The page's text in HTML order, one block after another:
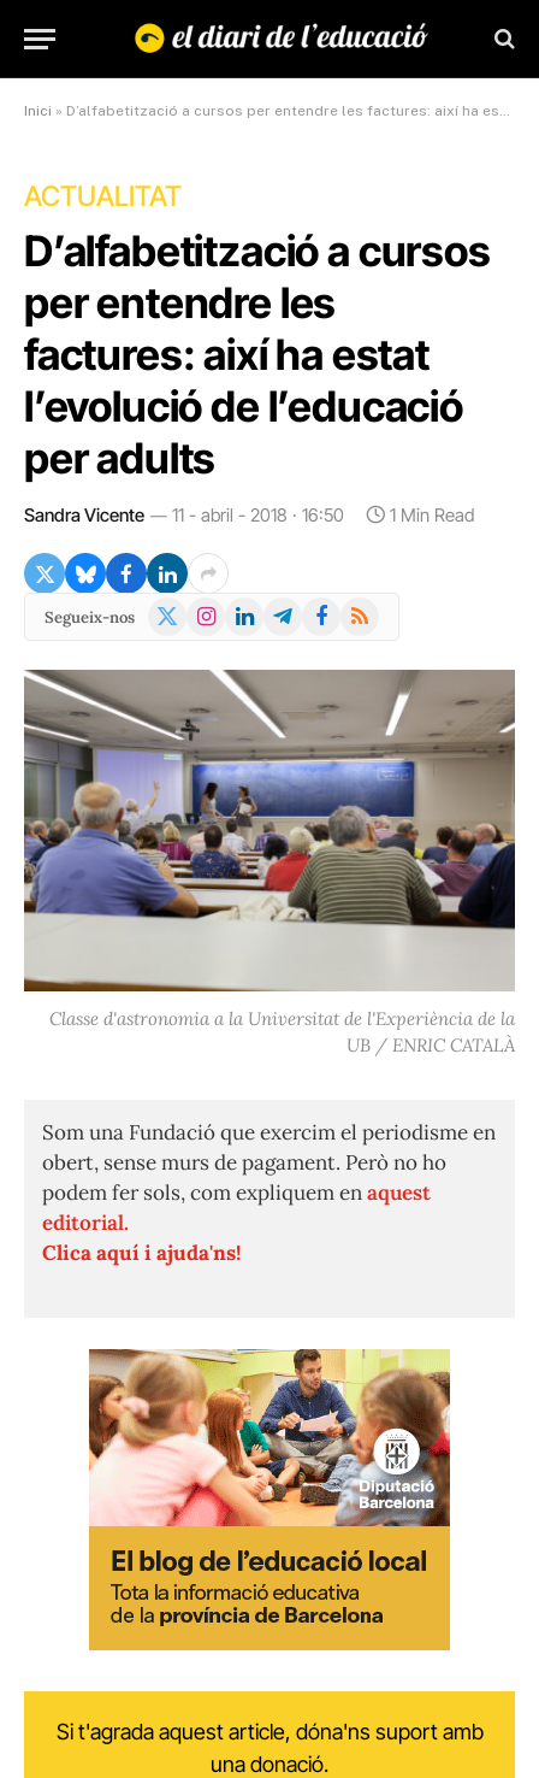
Inici » D’alfabetització a cursos per entendre les factures: així ha estat l’evolució de l’educació per adults
ACTUALITAT
D’alfabetització a cursos
per entendre les
factures: així ha estat
l’evolució de l’educació
per adults
Sandra Vicente 11 - abril - 2018 · 16:50 1 Min Read
Segueix-nos
X
Instagram
LinkedInTelegramFacebook
RSS
Classe d'astronomia a la Universitat de l'Experiència de la
UB / ENRIC CATALÀ
Som una Fundació que exercim el periodisme en
obert, sense murs de pagament. Però no ho
podem fer sols, com expliquem enaquest
editorial.
Clica aquí i ajuda'ns!
Si t'agrada aquest article, dóna'ns suport amb
una donació.